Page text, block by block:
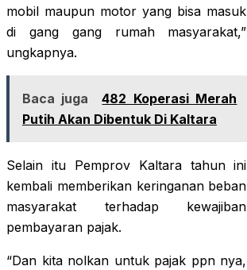
mobil maupun motor yang bisa masuk
di gang gang rumah masyarakat,”
ungkapnya.
Baca juga
482 Koperasi Merah
Putih Akan Dibentuk Di Kaltara
Selain itu Pemprov Kaltara tahun ini
kembali memberikan keringanan beban
masyarakat terhadap kewajiban
pembayaran pajak.
“Dan kita nolkan untuk pajak ppn nya,